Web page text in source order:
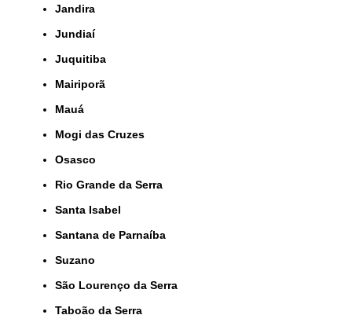
Jandira
Jundiaí
Juquitiba
Mairiporã
Mauá
Mogi das Cruzes
Osasco
Rio Grande da Serra
Santa Isabel
Santana de Parnaíba
Suzano
São Lourenço da Serra
Taboão da Serra